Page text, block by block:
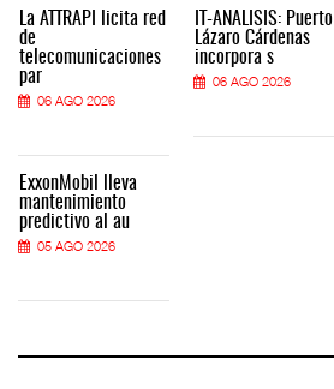
La ATTRAPI licita red
de
telecomunicaciones
par
06 AGO 2026
ExxonMobil lleva
mantenimiento
predictivo al au
05 AGO 2026
IT-ANÁLISIS: Puerto
Lázaro Cárdenas
incorpora s
06 AGO 2026